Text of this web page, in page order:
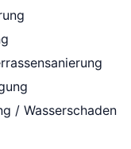
/ Wasserschaden